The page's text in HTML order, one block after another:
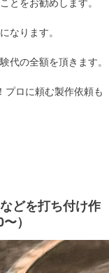
なります。
代の全額を頂きます。
プロに頼む製作依頼も
どを打ち付け作
）